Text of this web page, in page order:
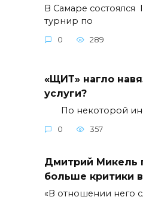
В Самаре состоялся
турнир по
0 289
«ЩИТ» нагло
услуги?
По некоторой
0 357
Дмитрий Микель
больше критики
«В отношении него